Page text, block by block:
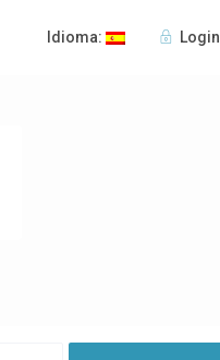
Login
Idioma: